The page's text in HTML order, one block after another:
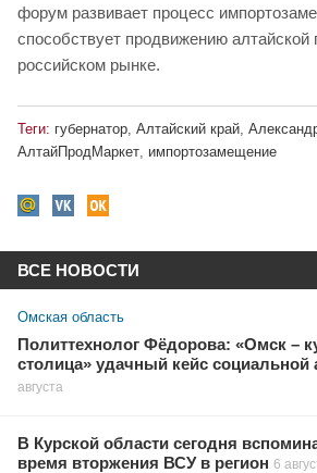
форум развивает процесс
способствует продвижению алтайской
российском рынке.
Теги: губернатор, Алтайский край,
АлтайПродМаркет, импортозамещение
ВСЕ НОВОСТИ
Омская область
Политтехнолог Фёдорова: «Омск –
столица» удачный кейс социальной
августа
В Курской области сегодня
время вторжения ВСУ в регион 6